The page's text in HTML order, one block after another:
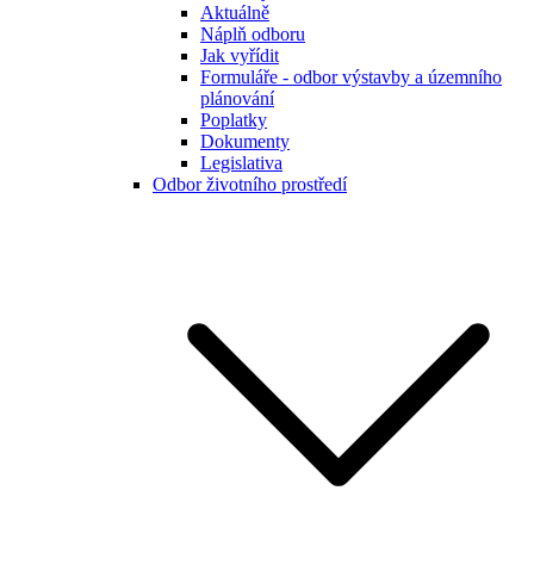
Aktuálně
Náplň odboru
Jak vyřídit
Formuláře - odbor výstavby a územního
plánování
Poplatky
Dokumenty
Legislativa
Odbor životního prostředí